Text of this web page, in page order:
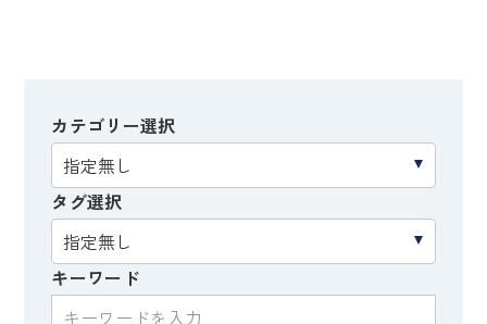
カテゴリー選択
タグ選択
キーワード